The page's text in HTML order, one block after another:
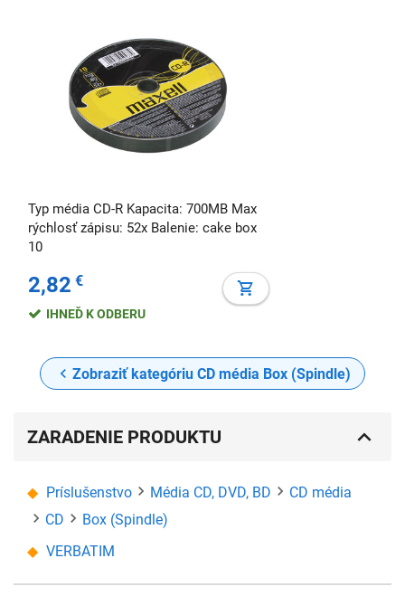
Typ média CD-R Kapacita: 700MB Max
rýchlosť zápisu: 52x Balenie: cake box
10
2,82 €
IHNEĎ K ODBERU
Zobraziť kategóriu CD média Box (Spindle)
ZARADENIE PRODUKTU
Príslušenstvo Média CD, DVD, BD
CD média
CD
Box (Spindle)
VERBATIM